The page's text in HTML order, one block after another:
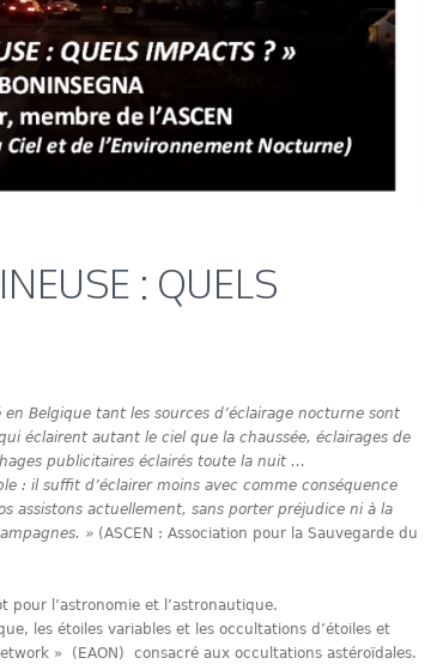
: QUELS
Belgique tant les sources d’éclairage nocturne sont
éclairent autant le ciel que la chaussée, éclairages de
publicitaires éclairés toute la nuit …
: il suffit d’éclairer moins avec comme conséquence
assistons actuellement, sans porter préjudice ni à la
» (ASCEN : Association pour la Sauvegarde du
pour l’astronomie et l’astronautique.
les étoiles variables et les occultations d’étoiles et
» (EAON) consacré aux occultations astéroïdales.